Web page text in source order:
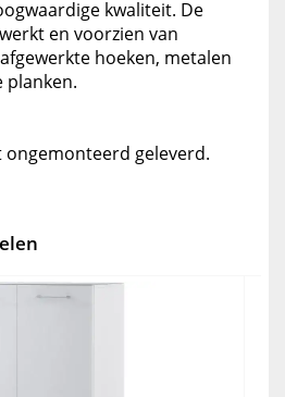
kwaliteit. De
en voorzien van
hoeken, metalen
planken.
geleverd.